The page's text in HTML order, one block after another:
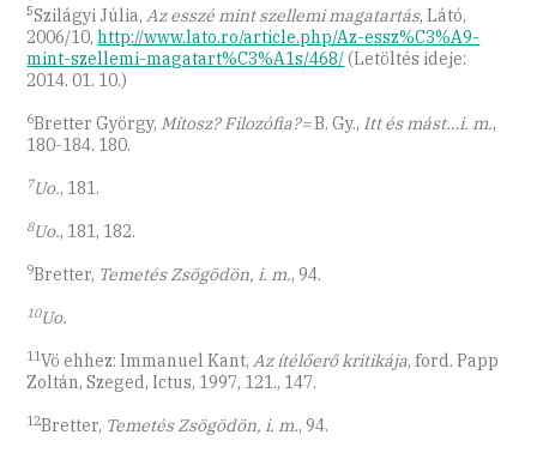
5Szilágyi Júlia,Az esszé mint szellemi magatartás, Látó,
2006/10,http://www.lato.ro/article.php/Az-essz%C3%A9-
mint-szellemi-magatart%C3%A1s/468/(Letöltés ideje:
2014. 01. 10.)
6Bretter György, Mítosz? Filozófia?=B. Gy., Itt és mást…i. m.,
180-184. 180.
7Uo., 181.
8Uo., 181, 182.
9Bretter, Temetés Zsögödön, i. m., 94.
10Uo.
11Vö ehhez: Immanuel Kant,Az ítélőerő kritikája, ford. Papp
Zoltán, Szeged, Ictus, 1997, 121., 147.
12Bretter, Temetés Zsögödön, i. m., 94.